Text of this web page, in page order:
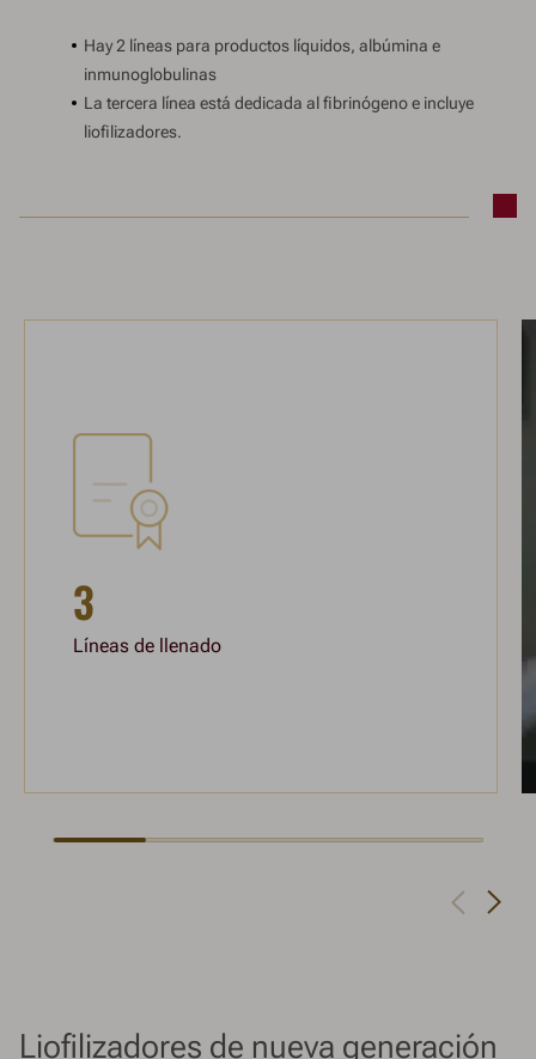
Hay 2 líneas para productos líquidos, albúmina e
inmunoglobulinas
La tercera línea está dedicada al fibrinógeno e incluye
liofilizadores.
3
Líneas de llenado
Navigate to previous slide
Navigate to next slide
Liofilizadores de nueva generación